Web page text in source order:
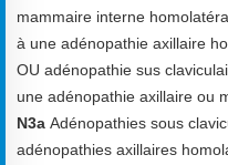
mammaire interne
à une adénopathie axillaire
OU adénopathie sus
une adénopathie axillaire ou
N3a Adénopathies sous
adénopathies axillaires